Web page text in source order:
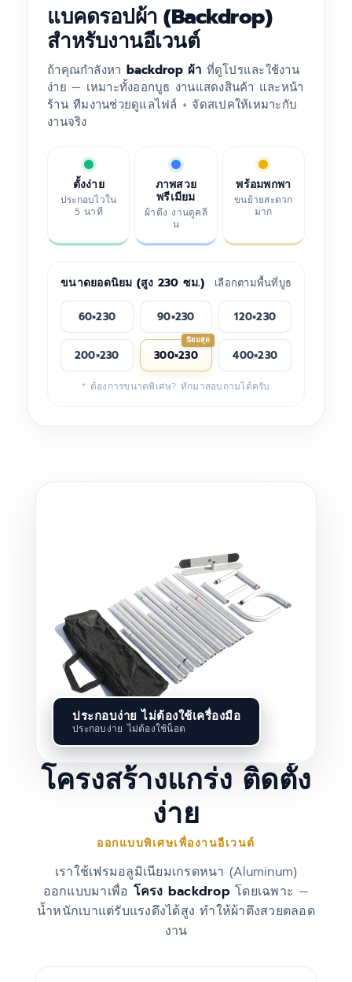
แบคดรอปผ้า (Backdrop)
สำหรับงานอีเวนต์
ถ้าคุณกำลังหา backdrop ผ้า ที่ดูโปรและใช้งาน
ง่าย — เหมาะทั้งออกบูธ งานแสดงสินค้า และหน้า
ร้าน ทีมงานช่วยดูแลไฟล์ + จัดสเปคให้เหมาะกับ
งานจริง
ตั้งง่าย
ประกอบไวใน
5 นาที
ภาพสวย
พรีเมียม
ผ้าตึง งานดูคลี
น
พร้อมพกพา
ขนย้ายสะดวก
มาก
ขนาดยอดนิยม (สูง 230 ซม.) เลือกตามพื้นที่บูธ
60×230 90×230 120×230
200×230 300×230
นิยมสุด
400×230
* ต้องการขนาดพิเศษ? ทักมาสอบถามได้ครับ
โครงสร้างแกร่ง ติดตั้ง
ง่าย
ออกแบบพิเศษเพื่องานอีเวนต์
เราใช้เฟรมอลูมิเนียมเกรดหนา (Aluminum)
ออกแบบมาเพื่อ โครง backdrop โดยเฉพาะ —
น้ำหนักเบาแต่รับแรงดึงได้สูง ทำให้ผ้าตึงสวยตลอด
งาน
ประกอบง่าย ไม่ต้องใช้เครื่องมือ
ประกอบง่าย ไม่ต้องใช้น็อต